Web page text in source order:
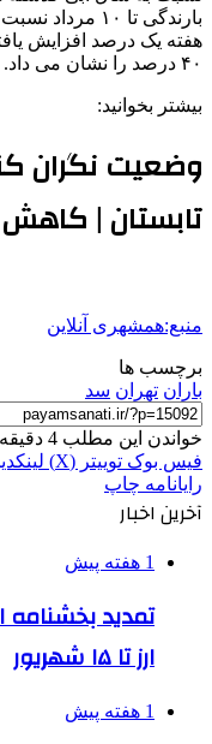
هفته یک درصد افزایش
۴۰ درصد را نشان می داد.
بیشتر بخوانید:
وضعیت نگران
تابستان | کاهش ۴۰ درصدی بارندگی
منبع:همشهری آنلاین
برچسب ها
باران تهران سد
خواندن این مطلب 4 دقیقه زمان میبرد
فیس بوک توییتر (X)
رایانامه چاپ
آخرین اخبار
1 هفته پیش
تمدید بخشنامه
ارز تا ۱۵ شهریور
1 هفته پیش